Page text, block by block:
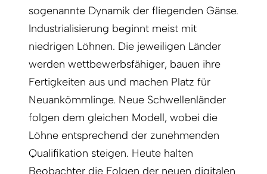
sogenannte Dynamik der fliegenden Gänse.
Industrialisierung beginnt meist mit
niedrigen Löhnen. Die jeweiligen Länder
werden wettbewerbsfähiger, bauen ihre
Fertigkeiten aus und machen Platz für
Neuankömmlinge. Neue Schwellenländer
folgen dem gleichen Modell, wobei die
Löhne entsprechend der zunehmenden
Qualifikation steigen. Heute halten
Beobachter die Folgen der neuen digitalen